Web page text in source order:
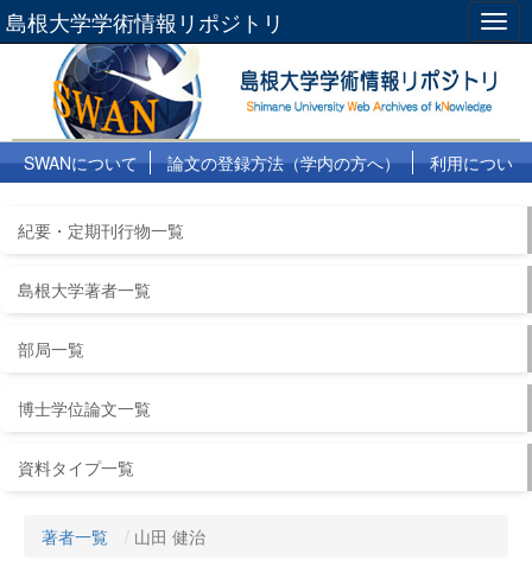
島根大学学術情報リポジトリ
SWANについて 論文の登録方法（学内の方へ）
利用につい
紀要・定期刊行物一覧
島根大学著者一覧
部局一覧
博士学位論文一覧
資料タイプ一覧
著者一覧 山田 健治